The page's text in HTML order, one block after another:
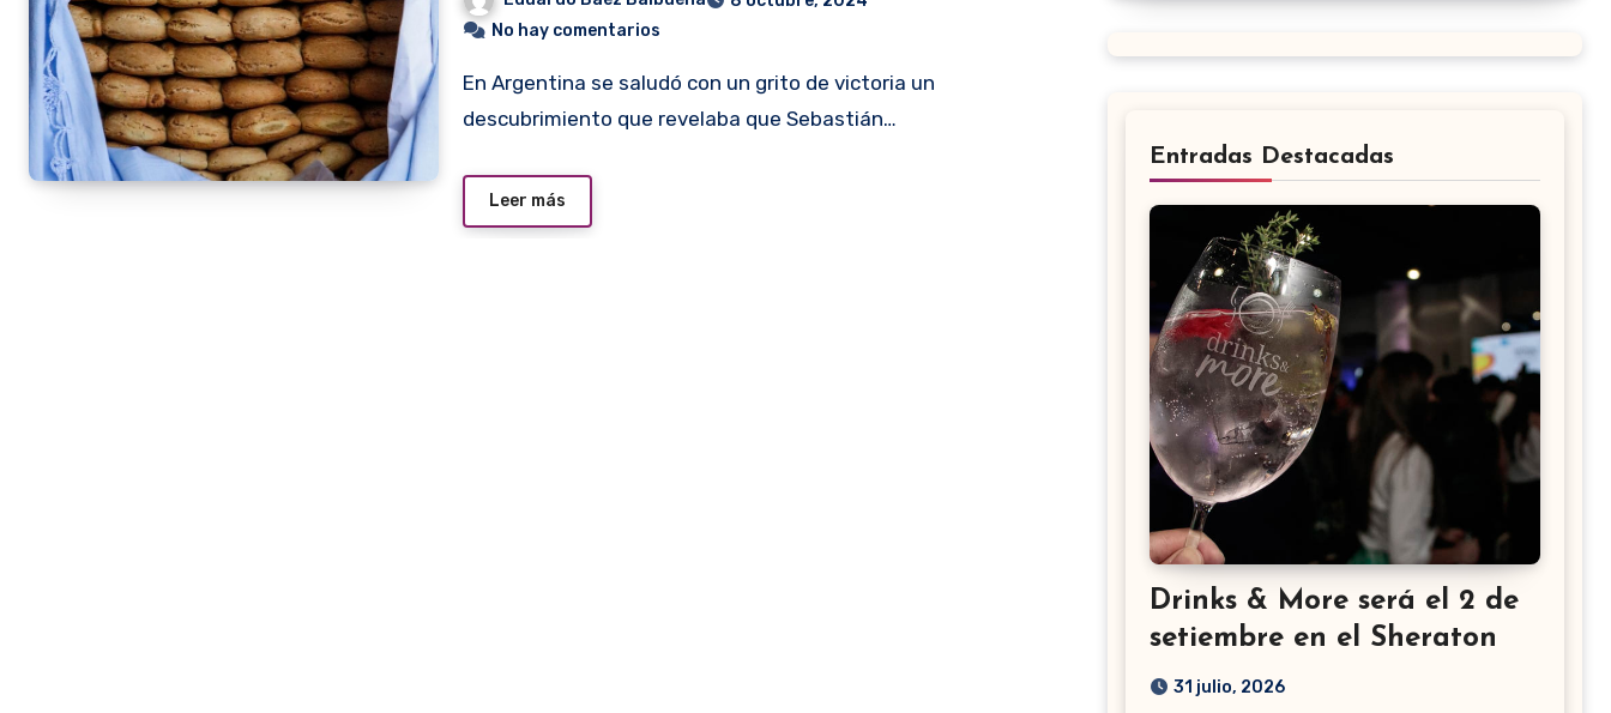
No hay comentarios
En Argentina se saludó con un grito de victoria un
descubrimiento que revelaba que Sebastián…
Leer más
Entradas Destacadas
Drinks & More será el 2 de
setiembre en el Sheraton
31 julio, 2026